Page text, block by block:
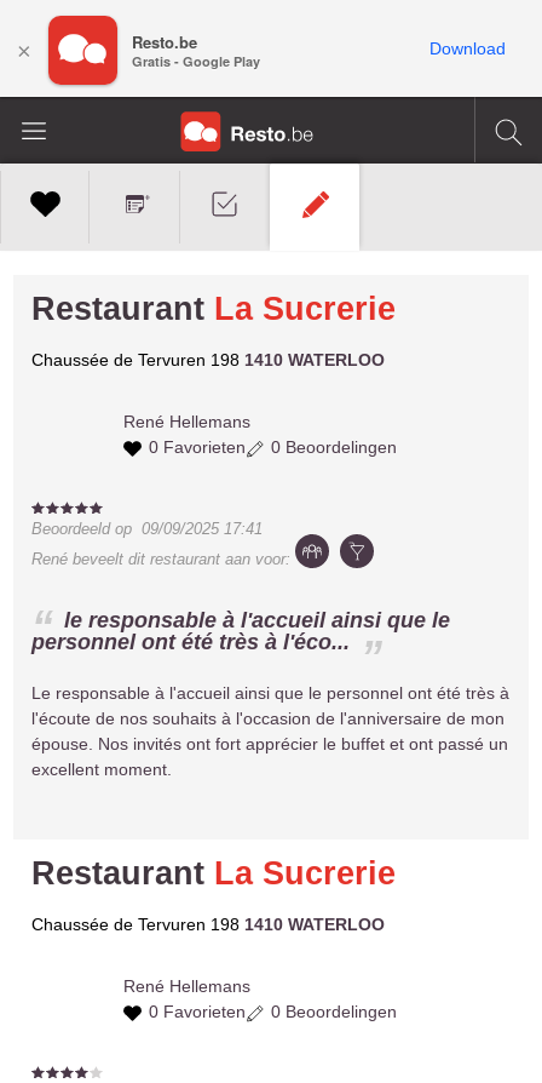
Restaurant La Sucrerie
Chaussée de Tervuren 198 1410 WATERLOO
René Hellemans
0 Favorieten
0 Beoordelingen
Beoordeeld op09/09/2025 17:41
René beveelt dit restaurant aan voor:
le responsable à l'accueil ainsi que le
personnel ont été très à l'éco...
Le responsable à l'accueil ainsi que le personnel ont été très à
l'écoute de nos souhaits à l'occasion de l'anniversaire de mon
épouse. Nos invités ont fort apprécier le buffet et ont passé un
excellent moment.
Restaurant La Sucrerie
Chaussée de Tervuren 198 1410 WATERLOO
René Hellemans
0 Favorieten
0 Beoordelingen
× Resto.be
Gratis - Google Play
Download